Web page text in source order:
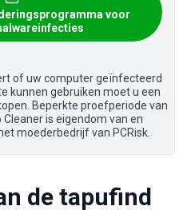
voor
of uw computer geïnfecteerd
kunnen gebruiken moet u een
Beperkte proefperiode van
is eigendom van en
moederbedrijf van PCRisk.
de tapufind